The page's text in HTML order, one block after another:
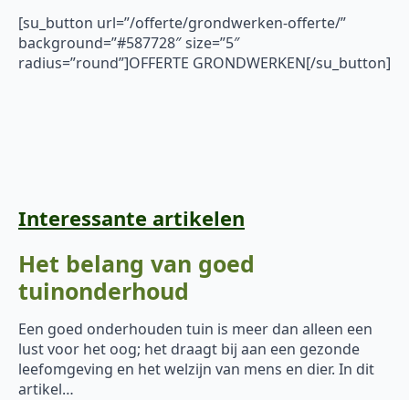
[su_button url=”/offerte/grondwerken-offerte/”
background=”#587728″ size=”5″
radius=”round”]OFFERTE GRONDWERKEN[/su_button]
Interessante artikelen
Het belang van goed
tuinonderhoud
Een goed onderhouden tuin is meer dan alleen een
lust voor het oog; het draagt bij aan een gezonde
leefomgeving en het welzijn van mens en dier. In dit
artikel…